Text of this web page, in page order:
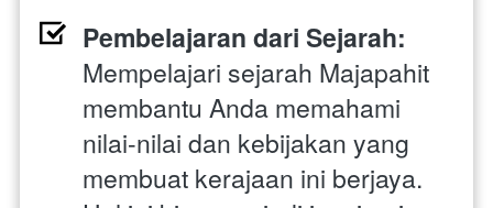
Pembelajaran dari Sejarah:
Mempelajari sejarah Majapahit
membantu Anda memahami
nilai-nilai dan kebijakan yang
membuat kerajaan ini berjaya.